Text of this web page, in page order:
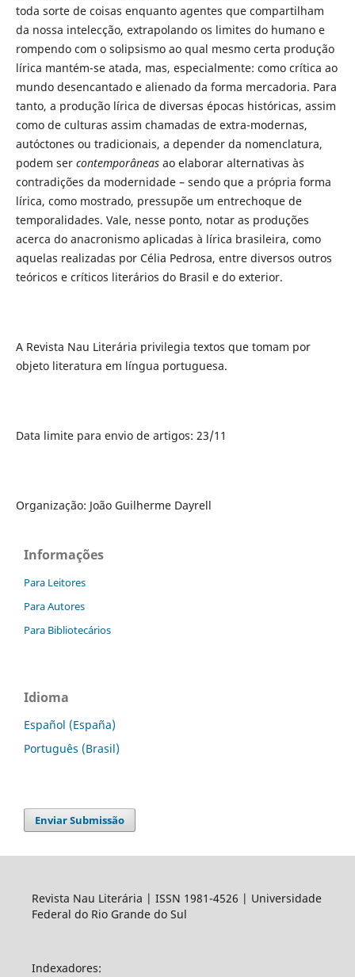
toda sorte de coisas enquanto agentes que compartilham
da nossa intelecção, extrapolando os limites do humano e
rompendo com o solipsismo ao qual mesmo certa produção
lírica mantém-se atada, mas, especialmente: como crítica ao
mundo desencantado e alienado da forma mercadoria. Para
tanto, a produção lírica de diversas épocas históricas, assim
como de culturas assim chamadas de extra-modernas,
autóctones ou tradicionais, a depender da nomenclatura,
podem ser contemporâneasao elaborar alternativas às
contradições da modernidade – sendo que a própria forma
lírica, como mostrado, pressupõe um entrechoque de
temporalidades. Vale, nesse ponto, notar as produções
acerca do anacronismo aplicadas à lírica brasileira, como
aquelas realizadas por Célia Pedrosa, entre diversos outros
teóricos e críticos literários do Brasil e do exterior.
A Revista Nau Literária privilegia textos que tomam por
objeto literatura em língua portuguesa.
Data limite para envio de artigos: 23/11
Organização: João Guilherme Dayrell
Informações
Para Leitores
Para Autores
Para Bibliotecários
Idioma
Español (España)
Português (Brasil)
Enviar Submissão
Revista Nau Literária | ISSN 1981-4526 | Universidade
Federal do Rio Grande do Sul
Indexadores: